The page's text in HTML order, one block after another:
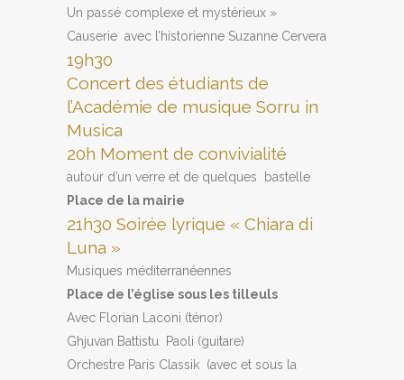
Un passé complexe et mystérieux »
Causerie avec l’historienne Suzanne Cervera
19h30
Concert des étudiants de
l’Académie de musique Sorru in
Musica
20h Moment de convivialité
autour d’un verre et de quelques bastelle
Place de la mairie
21h30 Soirée lyrique « Chiara di
Luna »
Musiques méditerranéennes
Place de l’église sous les tilleuls
Avec Florian Laconi (ténor)
Ghjuvan Battistu Paoli (guitare)
Orchestre Paris Classik (avec et sous la